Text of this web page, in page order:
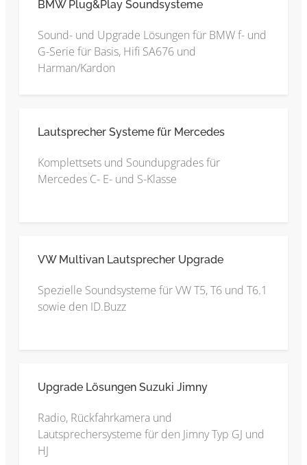
BMW Plug&Play Soundsysteme
Sound- und Upgrade Lösungen für BMW f- und
G-Serie für Basis, Hifi SA676 und
Harman/Kardon
Lautsprecher Systeme für Mercedes
Komplettsets und Soundupgrades für
Mercedes C- E- und S-Klasse
VW Multivan Lautsprecher Upgrade
Spezielle Soundsysteme für VW T5, T6 und T6.1
sowie den ID.Buzz
Upgrade Lösungen Suzuki Jimny
Radio, Rückfahrkamera und
Lautsprechersysteme für den Jimny Typ GJ und
HJ